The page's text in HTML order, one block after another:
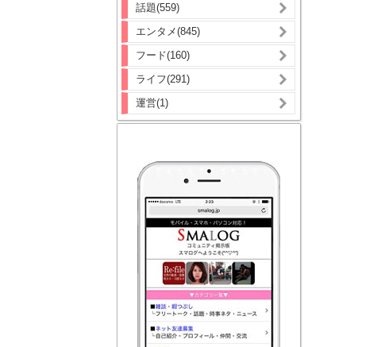
話題(559)
エンタメ(845)
フード(160)
ライフ(291)
運営(1)